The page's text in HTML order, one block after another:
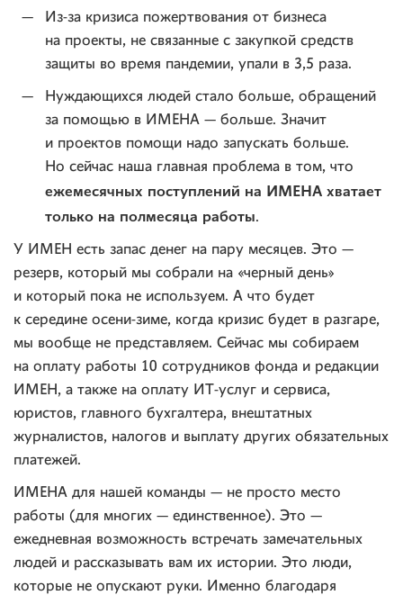
Из-за кризиса пожертвования от бизнеса
на проекты, не связанные с закупкой средств
защиты во время пандемии, упали в 3,5 раза.
Нуждающихся людей стало больше, обращений
за помощью в ИМЕНА — больше. Значит
и проектов помощи надо запускать больше.
Но сейчас наша главная проблема в том, что
ежемесячных поступлений на ИМЕНА хватает
только на полмесяца работы.
У ИМЕН есть запас денег на пару месяцев. Это —
резерв, который мы собрали на «черный день»
и который пока не используем. А что будет
к середине осени-зиме, когда кризис будет в разгаре,
мы вообще не представляем. Сейчас мы собираем
на оплату работы 10 сотрудников фонда и редакции
ИМЕН, а также на оплату ИТ-услуг и сервиса,
юристов, главного бухгалтера, внештатных
журналистов, налогов и выплату других обязательных
платежей.
ИМЕНА для нашей команды — не просто место
работы (для многих — единственное). Это —
ежедневная возможность встречать замечательных
людей и рассказывать вам их истории. Это люди,
которые не опускают руки. Именно благодаря